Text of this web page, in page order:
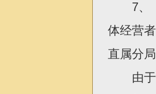
7、《
体经营
直属分
由于个